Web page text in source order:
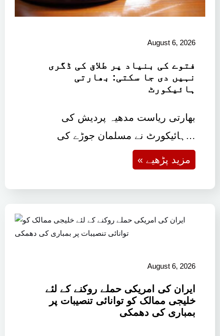
August 6, 2026
فتوے کی بنیاد پر طلاق کی ڈگری
نہیں دی جا سکتی: بھارتی
ہائیکورٹ
بھارتی ریاست مدھیہ پردیش کی
ہائیکورٹ نے مسلمان جوڑے کی…
« مزید پڑھیے
August 6, 2026
ایران کی امریکی حملے روکنے کے لئے
خلیجی ممالک کو توانائی تنصیبات پر
بمباری کی دھمکی